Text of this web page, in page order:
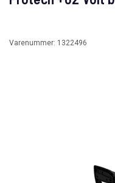
Varenummer: 1322496